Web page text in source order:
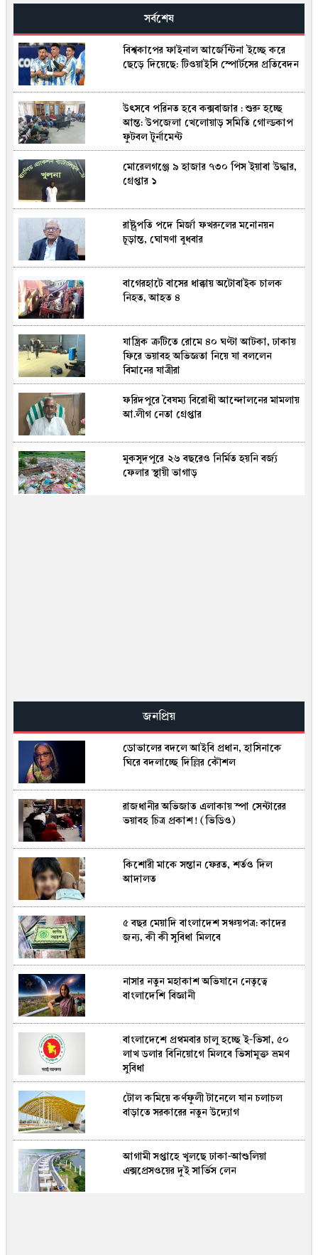
সর্বশেষ
বিশ্বকা‌পের ফাইনা‌ল আর্জেন্টিনা ইচ্ছে করে
ছেড়ে দিয়েছে: টিওয়াইসি স্পোর্টসের প্রতিবেদন
উৎসবে পরিনত হবে কক্সবাজার : শুরু হচ্ছে
আন্ত: উপজেলা খেলোয়াড় সমিতি গোল্ডকাপ
ফুটবল টুর্নামেন্ট
মোরেলগঞ্জে ৯ হাজার ৭৩০ পিস ইয়াবা উদ্ধার,
গ্রেপ্তার ১
রাষ্ট্রপতি পদে মির্জা ফখরুলের মনোনয়ন
চূড়ান্ত, ঘোষণা বুধবার
বাগেরহাটে বাসের ধাক্কায় অটোবাইক চালক
নিহত, আহত ৪
যান্ত্রিক ত্রুটিতে রোমে ৪০ ঘণ্টা আটকা, ঢাকায়
ফিরে ভয়াবহ অভিজ্ঞতা নিয়ে যা বললেন
বিমানের যাত্রীরা
ফরিদপুরে বৈষম্য বিরোধী আন্দোলনের মামলায়
আ.লীগ নেতা গ্রেপ্তার
মুকসুদপুরে ২৬ বছরেও নির্মিত হয়নি বর্জ্য
ফেলার স্থায়ী ভাগাড়
৯১৫ মিলিয়ন ডলার
বাঘারপাড়ায় খাটে বাঁধা শিশুর দেহ, পাশে পড়ে
ছিলো মায়ের মরদেহ
বাড়ল জেট ফুয়েলের দাম, কার্যকর রাত ১২টা
থেকে
শেরপুরে মৃগী নদীতে মিলল অজ্ঞাতনামা যুবকের
লাশ, বেওয়ারিশ হিসেবে লাশ দাফন
চুয়াডাঙ্গা সীমান্তে বিএসএফের পুশইন চেষ্টা,
প্রতিহত করল বিজিবি
আমাদের নেতা মানবিক, কোনো বৈষম্য হবে
না : স্বরাষ্ট্রমন্ত্রী
ট্রাম্পের গাজা শান্তি পরিকল্পনা মানছেন না
নেতানিয়াহু
সৌদি আরবের জাজান তেল শোধনাগারে
হুথিদের ড্রোন হামলা
বাংলাদেশি আশ্রয়প্রার্থীদের নিয়ে যুক্তরাজ্যের
উদ্বেগ, তালিকায় শীর্ষ পাঁচে বাংলাদেশ
জনপ্রিয়
ডোভালের বদলে আইবি প্রধান, হাসিনাকে
ঘিরে বদলাচ্ছে দিল্লির কৌশল
রাজধানীর অভিজাত এলাকায় স্পা সেন্টারের
ভয়াবহ চিত্র প্রকাশ! (ভিডিও)
কিশোরী মাকে সন্তান ফেরত, শর্তও দিল
আদালত
৫ বছর মেয়াদি বাংলাদেশ সঞ্চয়পত্র: কাদের
জন্য, কী কী সুবিধা মিলবে
নাসার নতুন মহাকাশ অভিযানে নেতৃত্বে
বাংলাদেশি বিজ্ঞানী
বাংলাদেশে প্রথমবার চালু হচ্ছে ই-ভিসা, ৫০
লাখ ডলার বিনিয়োগে মিলবে ভিসামুক্ত ভ্রমণ
সুবিধা
টোল কমিয়ে কর্ণফুলী টানেলে যান চলাচল
বাড়াতে সরকারের নতুন উদ্যোগ
আগামী সপ্তাহে খুলছে ঢাকা-আশুলিয়া
এক্সপ্রেসওয়ের দুই সার্ভিস লেন